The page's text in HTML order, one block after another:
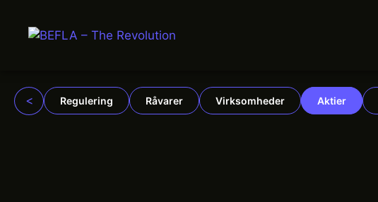
indhold
< Regulering Råvarer Virksomheder Aktier